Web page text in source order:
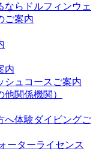
ならドルフィンウェ
ご案内
内
シュコースご案内
関係機関）
へ体験ダイビングご
ーターライセンス